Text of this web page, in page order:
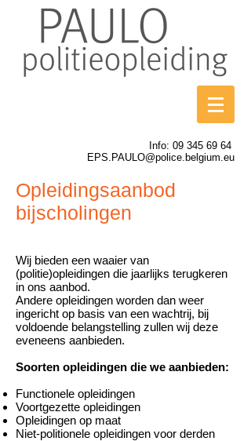
Info: 09 345 69 64
EPS.PAULO@police.belgium.eu
Opleidingsaanbod
bijscholingen
Wij bieden een waaier van
(politie)opleidingen die jaarlijks terugkeren
in ons aanbod.
Andere opleidingen worden dan weer
ingericht op basis van een wachtrij, bij
voldoende belangstelling zullen wij deze
eveneens aanbieden.
Soorten opleidingen die we aanbieden:
Functionele opleidingen
Voortgezette opleidingen
Opleidingen op maat
Niet-politionele opleidingen voor derden